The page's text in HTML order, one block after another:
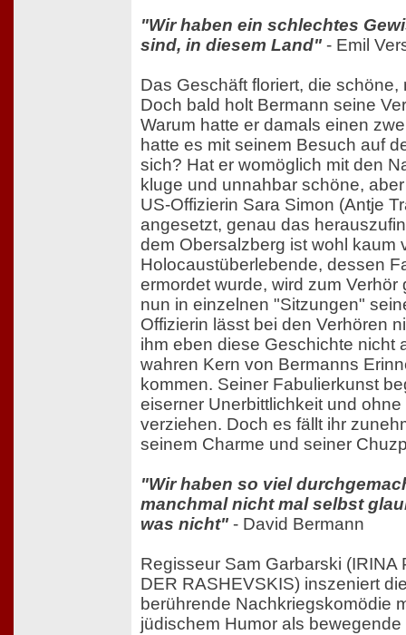
"Wir haben ein schlechtes
sind, in diesem Land" - Emil
Das Geschäft floriert, die
Doch bald holt Bermann seine
Warum hatte er damals einen
hatte es mit seinem Besuch auf
sich? Hat er womöglich mit den
kluge und unnahbar schöne,
US-Offizierin Sara Simon (Antje
angesetzt, genau das
dem Obersalzberg ist wohl
Holocaustüberlebende, dessen
ermordet wurde, wird zum
nun in einzelnen "Sitzungen"
Offizierin lässt bei den Verhören
ihm eben diese Geschichte nicht
wahren Kern von Bermanns
kommen. Seiner Fabulierkunst
eiserner Unerbittlichkeit und
verziehen. Doch es fällt ihr
seinem Charme und seiner
"Wir haben so viel
manchmal nicht mal selbst
was nicht" - David Bermann
Regisseur Sam Garbarski (IRINA
DER RASHEVSKIS) inszeniert
berührende Nachkriegskomödie
jüdischem Humor als